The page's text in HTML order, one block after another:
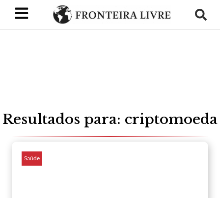
Resultados para: criptomoeda
Saúde